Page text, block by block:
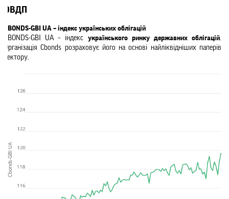
ОВДП
CBONDS-GBI UA – індекс українських облігацій
CBONDS-GBI UA – індекс українського ринку державних облігацій.
Організація Cbonds розраховує його на основі найліквідніших паперів
сектору.